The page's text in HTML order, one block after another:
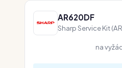
AR620DF
Sharp Service Kit
na